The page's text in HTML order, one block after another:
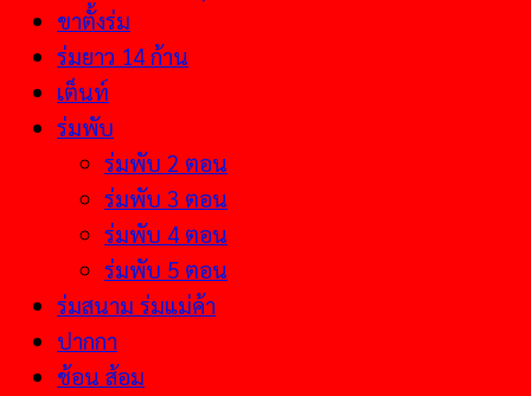
ขาตั้งร่ม
ร่มยาว 14 ก้าน
เต็นท์
ร่มพับ
ร่มพับ 2 ตอน
ร่มพับ 3 ตอน
ร่มพับ 4 ตอน
ร่มพับ 5 ตอน
ร่มสนาม ร่มแม่ค้า
ปากกา
ช้อน ส้อม